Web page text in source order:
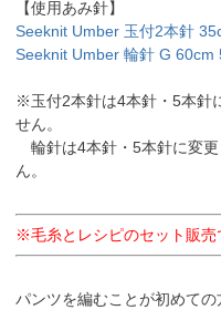
【使用あみ針】
Seeknit Umber 玉付2本針
Seeknit Umber 輪針 G 60cm
※玉付2本針は4本針・5本針
せん。
輪針は4本針・5本針に変
ん。
※毛糸とレシピのセット販売
パンツを編むことが初めて